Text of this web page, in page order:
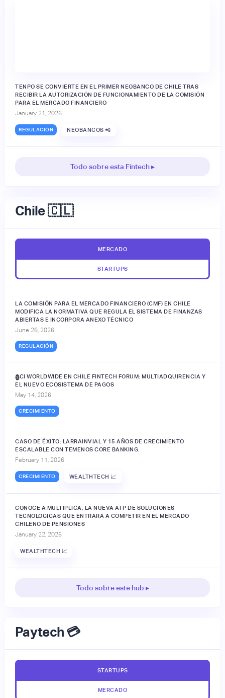
TENPO SE CONVIERTE EN EL PRIMER NEOBANCO DE CHILE TRAS
RECIBIR LA AUTORIZACIÓN DE FUNCIONAMIENTO DE LA COMISIÓN
PARA EL MERCADO FINANCIERO
January 21, 2026
REGULACIÓN NEOBANCOS 📲
Todo sobre esta Fintech ▸
Chile 🇨🇱
MERCADO
STARTUPS
LA COMISIÓN PARA EL MERCADO FINANCIERO (CMF) EN CHILE
MODIFICA LA NORMATIVA QUE REGULA EL SISTEMA DE FINANZAS
ABIERTAS E INCORPORA ANEXO TÉCNICO
June 26, 2026
REGULACIÓN
ACI WORLDWIDE EN CHILE FINTECH FORUM: MULTIADQUIRENCIA Y
EL NUEVO ECOSISTEMA DE PAGOS
May 14, 2026
CRECIMIENTO
🔒
CASO DE ÉXITO: LARRAINVIAL Y 15 AÑOS DE CRECIMIENTO
ESCALABLE CON TEMENOS CORE BANKING.
February 11, 2026
CRECIMIENTO WEALTHTECH 📈
CONOCE A MULTIPLICA, LA NUEVA AFP DE SOLUCIONES
TECNOLÓGICAS QUE ENTRARÁ A COMPETIR EN EL MERCADO
CHILENO DE PENSIONES
January 22, 2026
WEALTHTECH 📈
Todo sobre este hub ▸
Paytech 💳
STARTUPS
MERCADO